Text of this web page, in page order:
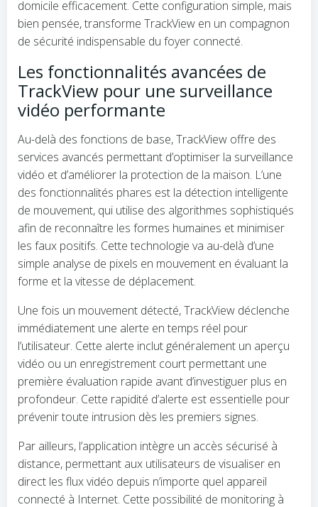
domicile efficacement. Cette configuration simple, mais
bien pensée, transforme TrackView en un compagnon
de sécurité indispensable du foyer connecté.
Les fonctionnalités avancées de
TrackView pour une surveillance
vidéo performante
Au-delà des fonctions de base, TrackView offre des
services avancés permettant d’optimiser la surveillance
vidéo et d’améliorer la protection de la maison. L’une
des fonctionnalités phares est la détection intelligente
de mouvement, qui utilise des algorithmes sophistiqués
afin de reconnaître les formes humaines et minimiser
les faux positifs. Cette technologie va au-delà d’une
simple analyse de pixels en mouvement en évaluant la
forme et la vitesse de déplacement.
Une fois un mouvement détecté, TrackView déclenche
immédiatement une alerte en temps réel pour
l’utilisateur. Cette alerte inclut généralement un aperçu
vidéo ou un enregistrement court permettant une
première évaluation rapide avant d’investiguer plus en
profondeur. Cette rapidité d’alerte est essentielle pour
prévenir toute intrusion dès les premiers signes.
Par ailleurs, l’application intègre un accès sécurisé à
distance, permettant aux utilisateurs de visualiser en
direct les flux vidéo depuis n’importe quel appareil
connecté à Internet. Cette possibilité de monitoring à